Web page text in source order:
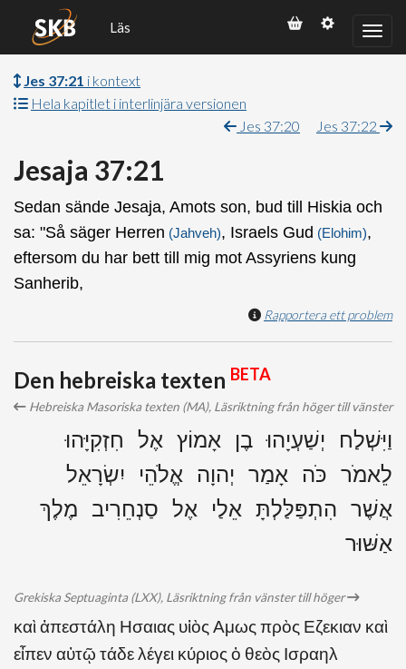
Läs
Jes 37:21 i kontext
Hela kapitlet i interlinjära versionen
Jes 37:20
Jes 37:22
Jesaja 37:21
Sedan sände Jesaja, Amots son, bud till Hiskia och
sa: "Så säger Herren (Jahveh), Israels Gud (Elohim),
eftersom du har bett till mig mot Assyriens kung
Sanherib,
Rapportera ett problem
Den hebreiska texten BETA
Hebreiska Masoriska texten (MA), Läsriktning från höger till vänster
וַיִּשְׁלַח יְשַׁעְיָהוּ בֶן אָמוֹץ אֶל חִזְקִיָּהוּ
לֵאמֹר כֹּה אָמַר יְהוָה אֱלֹהֵי יִשְׂרָאֵל
אֲשֶׁר הִתְפַּלַּלְתָּ אֵלַי אֶל סַנְחֵרִיב מֶלֶךְ
אַשּׁוּר
Grekiska Septuaginta (LXX), Läsriktning från vänster till höger
καὶ ἀπεστάλη Ησαιας υἱὸς Αμως πρὸς Εζεκιαν καὶ
εἶπεν αὐτῷ τάδε λέγει κύριος ὁ θεὸς Ισραηλ